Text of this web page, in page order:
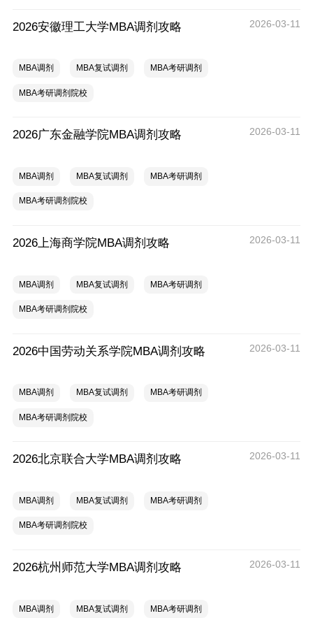
2026安徽理工大学MBA调剂攻略 2026-03-11
MBA调剂 MBA复试调剂 MBA考研调剂
MBA考研调剂院校
2026广东金融学院MBA调剂攻略 2026-03-11
MBA调剂 MBA复试调剂 MBA考研调剂
MBA考研调剂院校
2026上海商学院MBA调剂攻略 2026-03-11
MBA调剂 MBA复试调剂 MBA考研调剂
MBA考研调剂院校
2026中国劳动关系学院MBA调剂攻略 2026-03-11
MBA调剂 MBA复试调剂 MBA考研调剂
MBA考研调剂院校
2026北京联合大学MBA调剂攻略 2026-03-11
MBA调剂 MBA复试调剂 MBA考研调剂
MBA考研调剂院校
2026杭州师范大学MBA调剂攻略 2026-03-11
MBA调剂 MBA复试调剂 MBA考研调剂